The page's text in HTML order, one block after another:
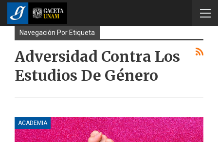
Navegación Por Etiqueta
Adversidad Contra Los
Estudios De Género
ACADEMIA